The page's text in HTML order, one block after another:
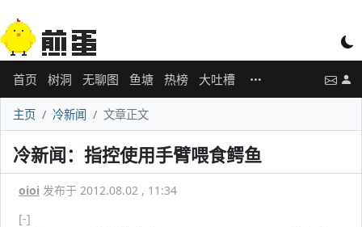
首页 树洞 无聊图 鱼塘 热榜 大吐槽
主页 冷新闻 文章正文
冷新闻：指控使用手臂喂食鳄鱼
oioi 发布于 2012.08.02 , 11:34
[-]